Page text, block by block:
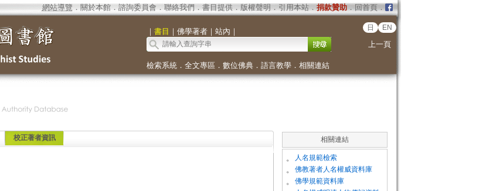
網站導覽 ． 關於本館． 諮詢委員會． 聯絡我們 ． 書目提供． 版權聲明 ． 引用本站． 捐款贊助．回首頁．
｜ 書目 ｜ 佛學著者｜ 站內 ｜ 日 EN
上一頁
檢索系統． 全文專區 ． 數位佛典． 語言教學． 相關連結
校正著者資訊 相關連結
。 人名規範檢索
。 佛教著者人名權威資料庫
。 佛學規範資料庫